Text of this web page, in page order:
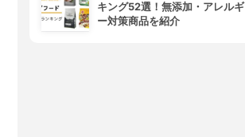
キング52選！無添加・アレルギ
ー対策商品を紹介